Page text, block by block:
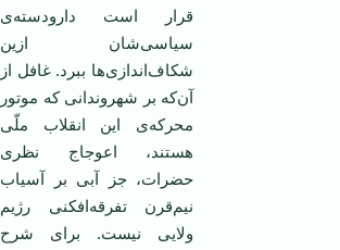
قرار است دارودسته‌ی
سیاسی‌شان ازین
شکاف‌اندازی‌ها ببرد. غافل از
آن‌که بر شهروندانی که موتور
محرکه‌ی این انقلاب ملّی
هستند، اعوجاج نظری
حضرات، جز آبی بر آسیاب
نیم‌قرن تفرقه‌افکنی رژیم
ولایی نیست. برای شرح